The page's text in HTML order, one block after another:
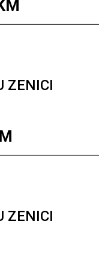
ZENICI
ZENICI